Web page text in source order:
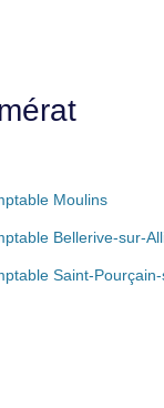
Moulins
Bellerive-sur-
Saint-